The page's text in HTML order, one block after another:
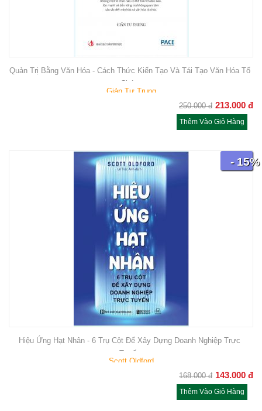
Quản Trị Bằng Văn Hóa - Cách Thức Kiến Tạo Và Tái Tạo Văn Hóa Tổ
Chức
Giản Tư Trung
250.000 đ 213.000 đ
Thêm Vào Giỏ Hàng
- 15%
Hiệu Ứng Hạt Nhân - 6 Trụ Cột Để Xây Dựng Doanh Nghiệp Trực
Tuyến
Scott Oldford
168.000 đ 143.000 đ
Thêm Vào Giỏ Hàng